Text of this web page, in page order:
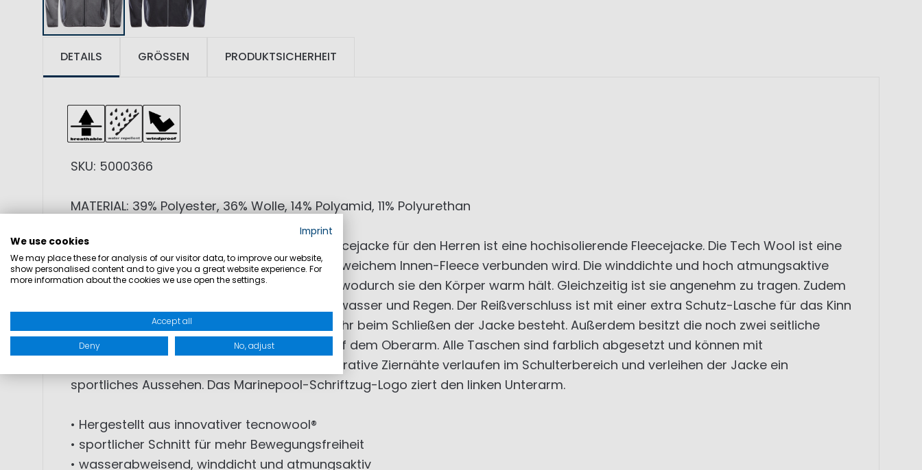
DETAILS
SKU: 5000366
MATERIAL: 39% Polyester, 36% Wolle, 14% Polyamid, 11% Polyurethan
PRODUKTINFORMATIONEN: Die Tech Wool Fleecejacke für den Herren ist eine hochisolierende Fleecejacke. Die Tech Wool ist eine
Woll-Mischung die mit einer Membrane und weichem Innen-Fleece verbunden wird. Die winddichte und hoch atmungsaktive
Membrane schützt vor auskühlendem Wind wodurch sie den Körper warm hält. Gleichzeitig ist sie angenehm zu tragen. Zudem
bietet die Membrane auch Schutz vor Spritzwasser und Regen. Der Reißverschluss ist mit einer extra Schutz-Lasche für das Kinn
ausgestattet, sodass keine Verletzungsgefahr beim Schließen der Jacke besteht. Außerdem besitzt die noch zwei seitliche
Eingriffstaschen und eine weitere Tasche auf dem Oberarm. Alle Taschen sind farblich abgesetzt und können mit
Reißverschlüssen geschlossen werden. Dekorative Ziernähte verlaufen im Schulterbereich und verleihen der Jacke ein
sportliches Aussehen. Das Marinepool-Schriftzug-Logo ziert den linken Unterarm.
• Hergestellt aus innovativer tecnowool®
• sportlicher Schnitt für mehr Bewegungsfreiheit
• wasserabweisend, winddicht und atmungsaktiv
GRÖSSEN PRODUKTSICHERHEIT
Imprint
We use cookies
We may place these for analysis of our visitor data, to improve our website,
show personalised content and to give you a great website experience. For
more information about the cookies we use open the settings.
Accept all
Deny No, adjust